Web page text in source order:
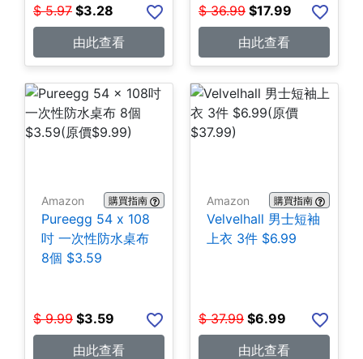
$ 5.97 $3.28
由此查看
$ 36.99 $17.99
由此查看
Amazon 購買指南
Pureegg 54 x 108
吋 一次性防水桌布
8個 $3.59
$ 9.99 $3.59
由此查看
Amazon 購買指南
Velvelhall 男士短袖
上衣 3件 $6.99
$ 37.99 $6.99
由此查看